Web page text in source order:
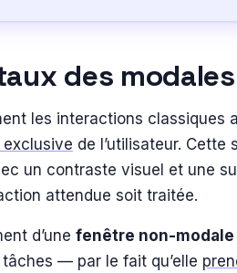
des modales
les interactions classiques
de l’utilisateur. Cette
un contraste visuel et une
attendue soit traitée.
d’une fenêtre non-modale
— par le fait qu’elle